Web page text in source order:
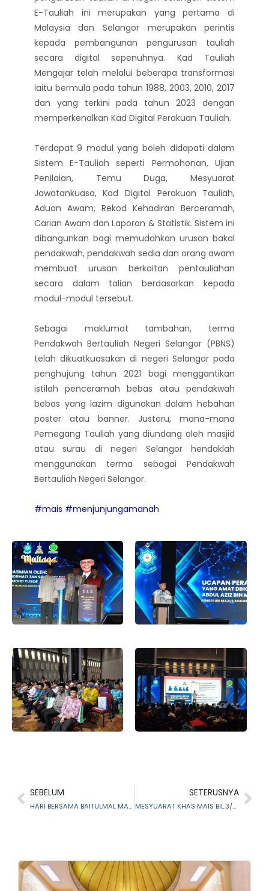
E-Tauliah ini merupakan yang pertama di
Malaysia dan Selangor merupakan perintis
kepada pembangunan pengurusan tauliah
secara digital sepenuhnya. Kad Tauliah
Mengajar telah melalui beberapa transformasi
iaitu bermula pada tahun 1988, 2003, 2010, 2017
dan yang terkini pada tahun 2023 dengan
memperkenalkan Kad Digital Perakuan Tauliah.
Terdapat 9 modul yang boleh didapati dalam
Sistem E-Tauliah seperti Permohonan, Ujian
Penilaian, Temu Duga, Mesyuarat
Jawatankuasa, Kad Digital Perakuan Tauliah,
Aduan Awam, Rekod Kehadiran Berceramah,
Carian Awam dan Laporan & Statistik. Sistem ini
dibangunkan bagi memudahkan urusan bakal
pendakwah, pendakwah sedia dan orang awam
membuat urusan berkaitan pentauliahan
secara dalam talian berdasarkan kepada
modul-modul tersebut.
Sebagai maklumat tambahan, terma
Pendakwah Bertauliah Negeri Selangor (PBNS)
telah dikuatkuasakan di negeri Selangor pada
penghujung tahun 2021 bagi menggantikan
istilah penceramah bebas atau pendakwah
bebas yang lazim digunakan dalam hebahan
poster atau banner. Justeru, mana-mana
Pemegang Tauliah yang diundang oleh masjid
atau surau di negeri Selangor hendaklah
menggunakan terma sebagai Pendakwah
Bertauliah Negeri Selangor.
#mais #menjunjungamanah
SEBELUM
HARI BERSAMA BAITULMAL MAIS DI MASJID DAMANSARA PERDANA, PETALING
SETERUSNYA
MESYUARAT KHAS MAIS BIL.3/2023,